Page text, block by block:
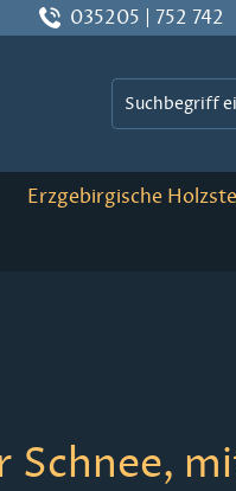
035205 | 752 742
Erzgebirgische